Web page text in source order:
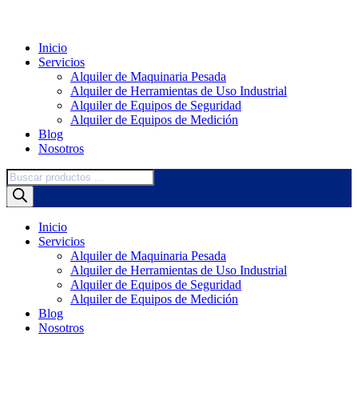
Inicio
Servicios
Alquiler de Maquinaria Pesada
Alquiler de Herramientas de Uso Industrial
Alquiler de Equipos de Seguridad
Alquiler de Equipos de Medición
Blog
Nosotros
Búsqueda
de
productos
Inicio
Servicios
Alquiler de Maquinaria Pesada
Alquiler de Herramientas de Uso Industrial
Alquiler de Equipos de Seguridad
Alquiler de Equipos de Medición
Blog
Nosotros